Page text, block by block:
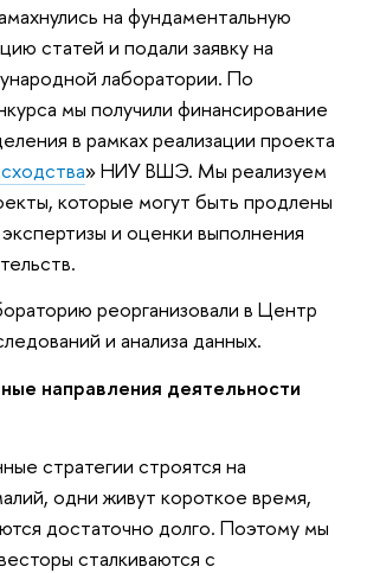
на фундаментальную
статей и подали заявку на
лаборатории. По
мы получили финансирование
в рамках реализации проекта
» НИУ ВШЭ. Мы реализуем
которые могут быть продлены
и оценки выполнения
реорганизовали в Центр
и анализа данных.
направления деятельности
стратегии строятся на
одни живут короткое время,
достаточно долго. Поэтому мы
сталкиваются с